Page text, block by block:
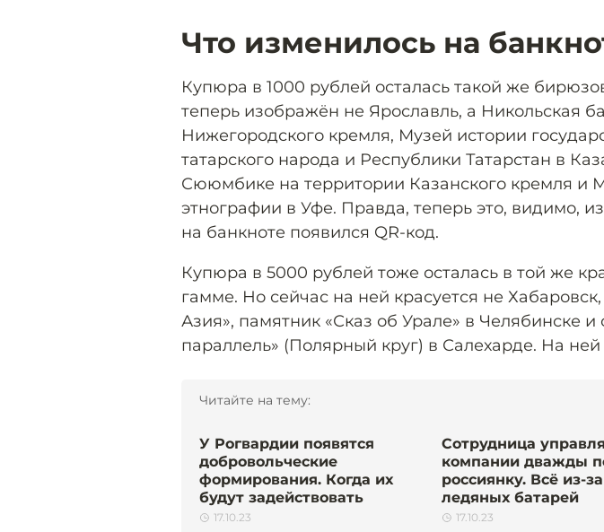
Что изменилось на
Купюра в 1000 рублей осталась такой же
теперь изображён не Ярославль, а Никольская
Нижегородского кремля, Музей истории
татарского народа и Республики Татарстан в
Сююмбике на территории Казанского кремля и
этнографии в Уфе. Правда, теперь это, видимо,
на банкноте появился QR-код.
Купюра в 5000 рублей тоже осталась в той же
гамме. Но сейчас на ней красуется не
Азия», памятник «Сказ об Урале» в Челябинске и
параллель» (Полярный круг) в Салехарде. На ней
Читайте на тему:
У Рогвардии появятся
добровольческие
формирования. Когда их
будут задействовать
17.10.23
Сотрудница
компании дважды
россиянку. Всё из-за
ледяных батарей
17.10.23